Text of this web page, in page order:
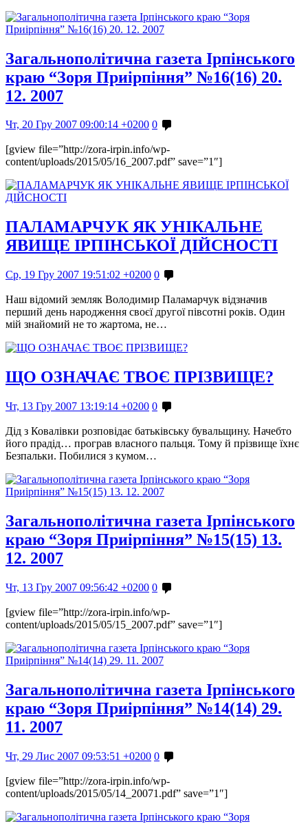
Загальнополітична газета Ірпінського
краю “Зоря Приірпіння” №16(16) 20.
12. 2007
Чт, 20 Гру 2007 09:00:14 +0200 0
[gview file=”http://zora-irpin.info/wp-
content/uploads/2015/05/16_2007.pdf” save=”1″]
ПАЛАМАРЧУК ЯК УНІКАЛЬНЕ
ЯВИЩЕ ІРПІНСЬКОЇ ДІЙСНОСТІ
Ср, 19 Гру 2007 19:51:02 +0200 0
Наш відомий земляк Володимир Паламарчук відзначив
перший день народження своєї другої півсотні років. Один
мій знайомий не то жартома, не…
ЩО ОЗНАЧАЄ ТВОЄ ПРІЗВИЩЕ?
Чт, 13 Гру 2007 13:19:14 +0200 0
Дід з Ковалівки розповідає батьківську бувальщину. Начебто
його прадід… програв власного пальця. Тому й прізвище їхнє
Безпальки. Побилися з кумом…
Загальнополітична газета Ірпінського
краю “Зоря Приірпіння” №15(15) 13.
12. 2007
Чт, 13 Гру 2007 09:56:42 +0200 0
[gview file=”http://zora-irpin.info/wp-
content/uploads/2015/05/15_2007.pdf” save=”1″]
Загальнополітична газета Ірпінського
краю “Зоря Приірпіння” №14(14) 29.
11. 2007
Чт, 29 Лис 2007 09:53:51 +0200 0
[gview file=”http://zora-irpin.info/wp-
content/uploads/2015/05/14_20071.pdf” save=”1″]